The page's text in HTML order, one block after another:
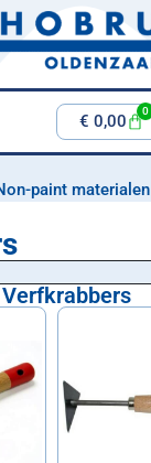
€ 0,00
0
paint materialen